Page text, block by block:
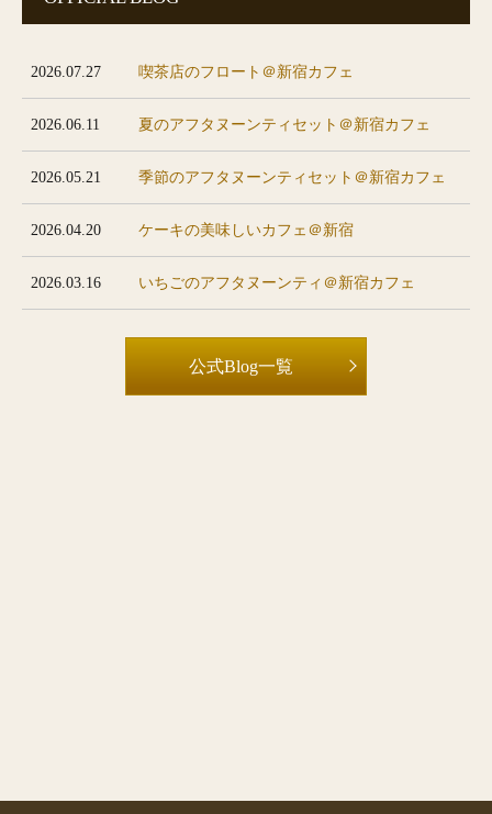
2026.07.27 喫茶店のフロート＠新宿カフェ
2026.06.11 夏のアフタヌーンティセット＠新宿カフェ
2026.05.21 季節のアフタヌーンティセット＠新宿カフェ
2026.04.20 ケーキの美味しいカフェ＠新宿
2026.03.16 いちごのアフタヌーンティ＠新宿カフェ
公式Blog一覧